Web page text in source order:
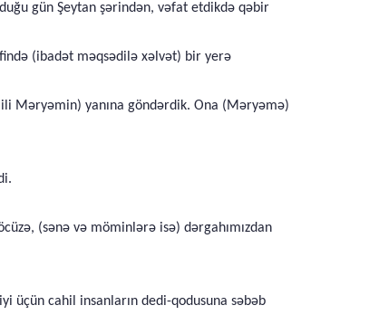
gün Şeytan şərindən, vəfat etdikdə qəbir
(ibadət məqsədilə xəlvət) bir yerə
Məryəmin) yanına göndərdik. Ona (Məryəmə)
(sənə və möminlərə isə) dərgahımızdan
üçün cahil insanların dedi-qodusuna səbəb